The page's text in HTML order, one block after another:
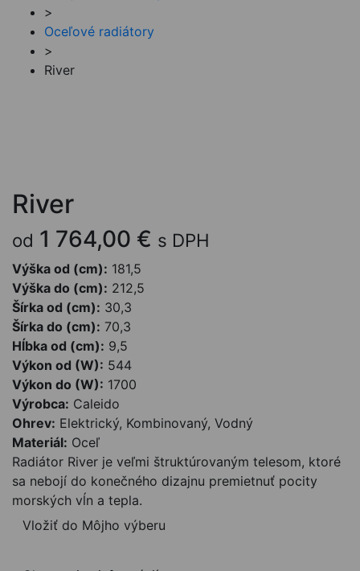
>
Oceľové radiátory
>
River
River
od 1 764,00 € s DPH
Výška od (cm): 181,5
Výška do (cm): 212,5
Šírka od (cm): 30,3
Šírka do (cm): 70,3
Hĺbka od (cm): 9,5
Výkon od (W): 544
Výkon do (W): 1700
Výrobca: Caleido
Ohrev: Elektrický, Kombinovaný, Vodný
Materiál: Oceľ
Radiátor River je veľmi štruktúrovaným telesom, ktoré
sa nebojí do konečného dizajnu premietnuť pocity
morských vĺn a tepla.
Vložiť do Môjho výberu